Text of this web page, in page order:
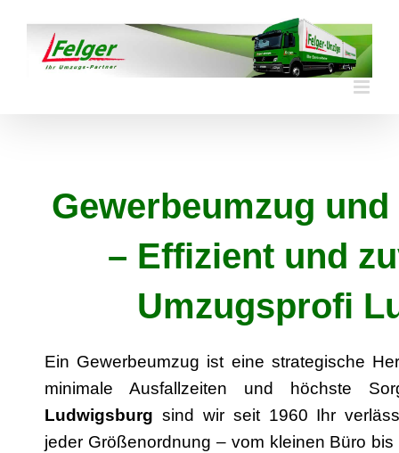
content
Gewerbeumzug
– Effizient und
Umzugsprofi
Ein Gewerbeumzug ist eine strategische
minimale Ausfallzeiten und höchste
Ludwigsburg sind wir seit 1960 Ihr
jeder Größenordnung – vom kleinen Büro